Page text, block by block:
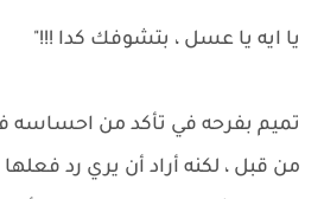
يا ايه يا عسل ، بتشوفك كدا !!!"
تميم بفرحه في تأكد من احساسه
من قبل ، لكنه أراد أن يري رد فعلها